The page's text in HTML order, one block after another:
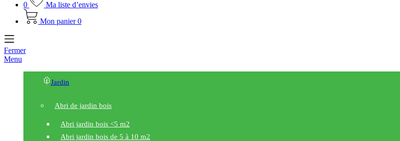
0
Ma liste d’envies
Mon panier 0
Fermer
Menu
Jardin
Abri de jardin bois
Abri jardin bois <5 m2
Abri jardin bois de 5 à 10 m2